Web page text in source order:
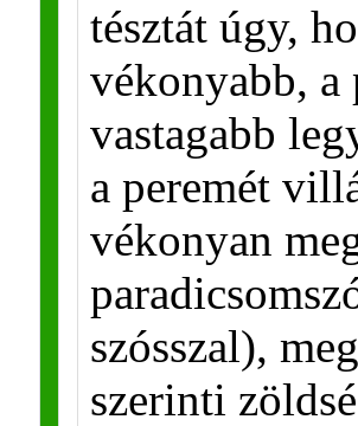
tésztát úgy,
vékonyabb, a
vastagabb
a peremét
vékonyan
szósszal),
szerinti